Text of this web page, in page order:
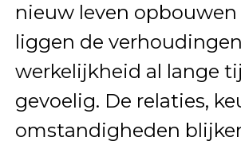
nieuw leven opbouwen
liggen de
werkelijkheid al lange
gevoelig. De relaties,
omstandigheden